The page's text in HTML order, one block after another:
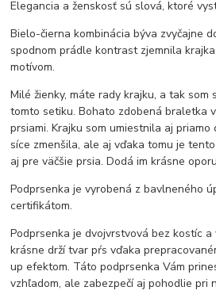
Elegancia a ženskosť sú slová, ktoré
Bielo-čierna kombinácia býva zvyčajne
spodnom prádle kontrast zjemnila
motívom.
Milé žienky, máte rady krajku, a tak som
tomto setiku. Bohato zdobená braletka
prsiami. Krajku som umiestnila aj priamo
síce zmenšila, ale aj vďaka tomu je
aj pre väčšie prsia. Dodá im krásne
Podprsenka je vyrobená z bavlneného
certifikátom.
Podprsenka je dvojvrstvová bez kostíc a
krásne drží tvar pŕs vďaka
up efektom. Táto podprsenka Vám
vzhľadom, ale zabezpečí aj pohodlie pri